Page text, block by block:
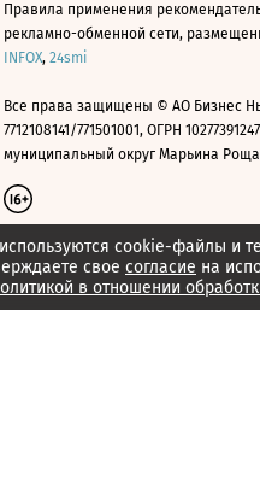
cookie-файлы и
свое согласие на
в отношении
Правила применения
рекламно-обменной сети,
INFOX, 24smi
Все права защищены © АО Бизнес
7712108141/771501001, ОГРН
муниципальный округ Марьина